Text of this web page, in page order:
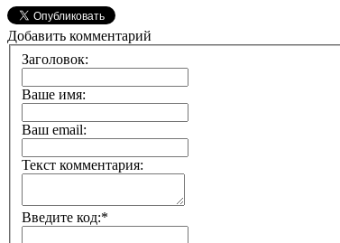
Добавить комментарий
Заголовок:
Ваше имя:
Ваш email:
Текст комментария:
Введите код:*